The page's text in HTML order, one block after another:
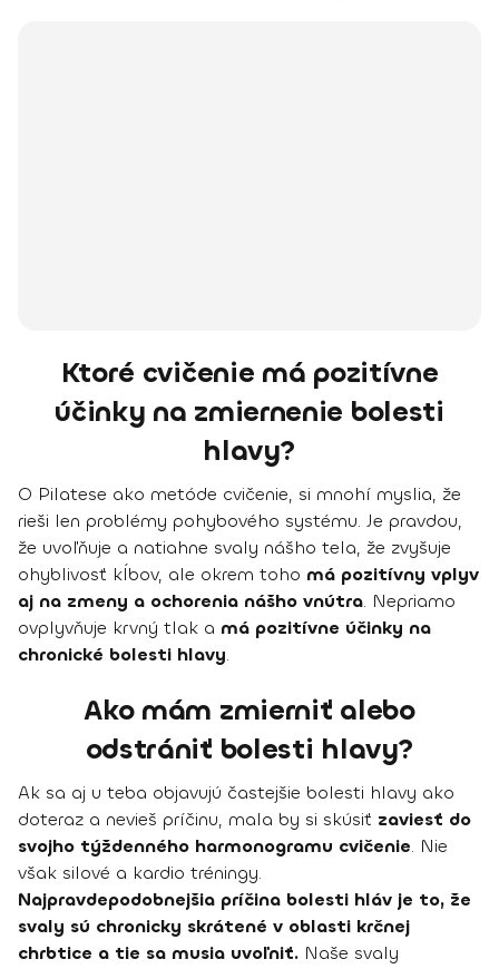
Ktoré cvičenie má pozitívne
účinky na zmiernenie bolesti
hlavy?
O Pilatese ako metóde cvičenie, si mnohí myslia, že
rieši len problémy pohybového systému. Je pravdou,
že uvoľňuje a natiahne svaly nášho tela, že zvyšuje
ohyblivosť kĺbov, ale okrem toho má pozitívny vplyv
aj na zmeny a ochorenia nášho vnútra. Nepriamo
ovplyvňuje krvný tlak a má pozitívne účinky na
chronické bolesti hlavy.
Ako mám zmierniť alebo
odstrániť bolesti hlavy?
Ak sa aj u teba objavujú častejšie bolesti hlavy ako
doteraz a nevieš príčinu, mala by si skúsiť zaviesť do
svojho týždenného harmonogramu cvičenie. Nie
však silové a kardio tréningy.
Najpravdepodobnejšia príčina bolesti hláv je to, že
svaly sú chronicky skrátené v oblasti krčnej
chrbtice a tie sa musia uvoľniť. Naše svaly